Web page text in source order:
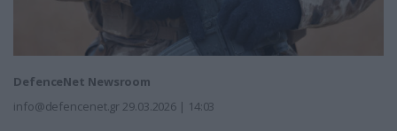
DefenceNet Newsroom
info@defencenet.gr 29.03.2026 | 14:03